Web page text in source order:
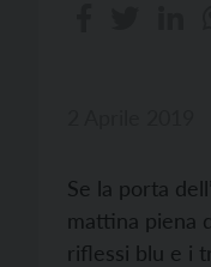
Se la porta
mattina piena
riflessi blu e i